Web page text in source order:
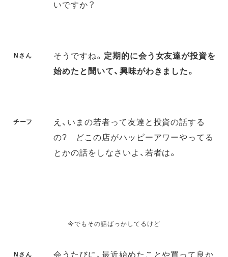
いですか？
Nさん そうですね。 定期的に会う女友達が投資を
始めたと聞いて、興味がわきました。
チーフ
え、いまの若者って友達と投資の話する
の? どこの店がハッピーアワーやってる
とかの話をしなさいよ、若者は。
今でもその話ばっかしてるけど
Nさん 会うたびに、最近始めたことや買って良か